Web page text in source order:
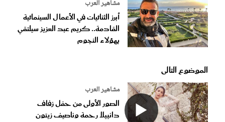
مشاهير العرب
أبرز الثنائيات في الأعمال السينمائية
القادمة.. كريم عبد العزيز سيلتقي
بهؤلاء النجوم
الموضوع التالى
مشاهير العرب
الصور الأولى من حفل زفاف
دانييلا رحمة وناصيف زيتون